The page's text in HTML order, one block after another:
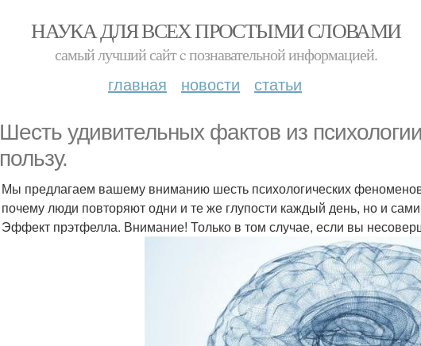
НАУКА ДЛЯ ВСЕХ ПРОСТЫМИ СЛОВАМИ
самый лучший сайт c познавательной информацией.
главная новости статьи
Шесть удивительных фактов из
пользу.
Мы предлагаем вашему вниманию шесть психологических
почему люди повторяют одни и те же глупости каждый день, но и
Эффект прэтфелла. Внимание! Только в том случае, если вы